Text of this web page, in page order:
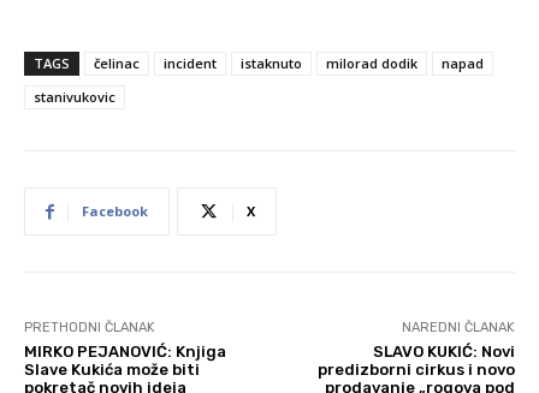
TAGS čelinac incident istaknuto milorad dodik
napad
stanivukovic
Facebook X
PRETHODNI ČLANAK
MIRKO PEJANOVIĆ: Knjiga
Slave Kukića može biti
pokretač novih ideja
NAREDNI ČLANAK
SLAVO KUKIĆ: Novi
predizborni cirkus i novo
prodavanje „rogova pod